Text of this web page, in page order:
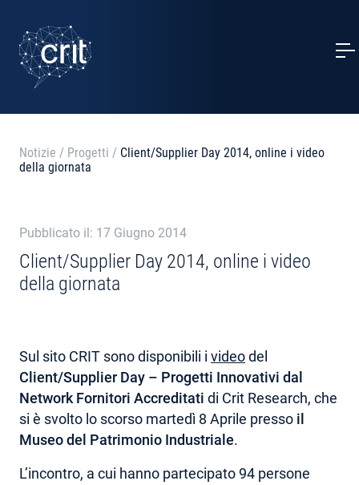
SERVIZI
CASI STUDIO
NOTIZIE
CHI SIAMO
AREA RISERVATA
Notizie / Progetti / Client/Supplier Day 2014, online i video
della giornata
Pubblicato il: 17 Giugno 2014
Client/Supplier Day 2014, online i video
della giornata
Sul sito CRIT sono disponibili i videodel
Client/Supplier Day – Progetti Innovativi dal
Network Fornitori Accreditati di Crit Research, che
si è svolto lo scorso martedì 8 Aprile presso il
Museo del Patrimonio Industriale.
L’incontro, a cui hanno partecipato 94 persone